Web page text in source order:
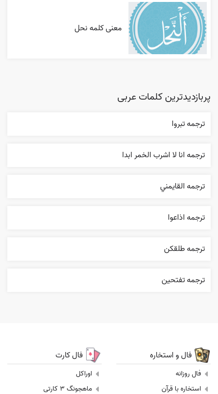
معنی کلمه نحل
پربازدیدترین کلمات عربی
ترجمه تبروا
ترجمه انا لا اشرب الخمر ابدا
ترجمه القایمني
ترجمه اذاعوا
ترجمه طلقکن
ترجمه تفتحين
فال و استخاره
فال روزانه
استخاره با قرآن
فال کارت
اوراکل
ماهجونگ 3 کارتی